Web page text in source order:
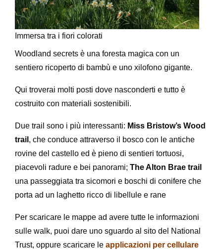
Immersa tra i fiori colorati
Woodland secrets è una foresta magica con un
sentiero ricoperto di bambù e uno xilofono gigante.
Qui troverai molti posti dove nasconderti e tutto è
costruito con materiali sostenibili.
Due trail sono i più interessanti: Miss Bristow’s Wood
trail , che conduce attraverso il bosco con le antiche
rovine del castello ed è pieno di sentieri tortuosi,
piacevoli radure e bei panorami; The Alton Brae trail
una passeggiata tra sicomori e boschi di conifere che
porta ad un laghetto ricco di libellule e rane
Per scaricare le mappe ad avere tutte le informazioni
sulle walk, puoi dare uno sguardo al sito del National
Trust, oppure scaricare le applicazioni per cellulare